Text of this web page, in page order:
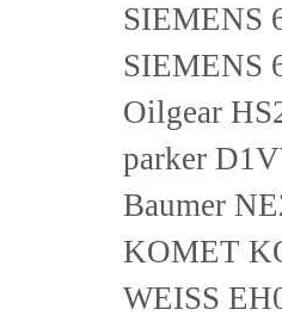
SIEMENS
SIEMENS
Oilgear
parker
Baumer
KOMET
WEISS